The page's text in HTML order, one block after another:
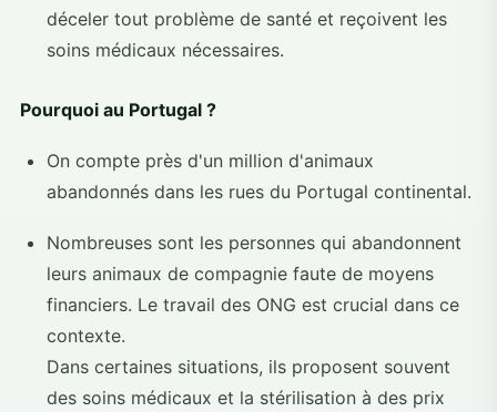
déceler tout problème de santé et reçoivent les
soins médicaux nécessaires.
Pourquoi au Portugal ?
On compte près d'un million d'animaux
abandonnés dans les rues du Portugal continental.
Nombreuses sont les personnes qui abandonnent
leurs animaux de compagnie faute de moyens
financiers. Le travail des ONG est crucial dans ce
contexte.
Dans certaines situations, ils proposent souvent
des soins médicaux et la stérilisation à des prix